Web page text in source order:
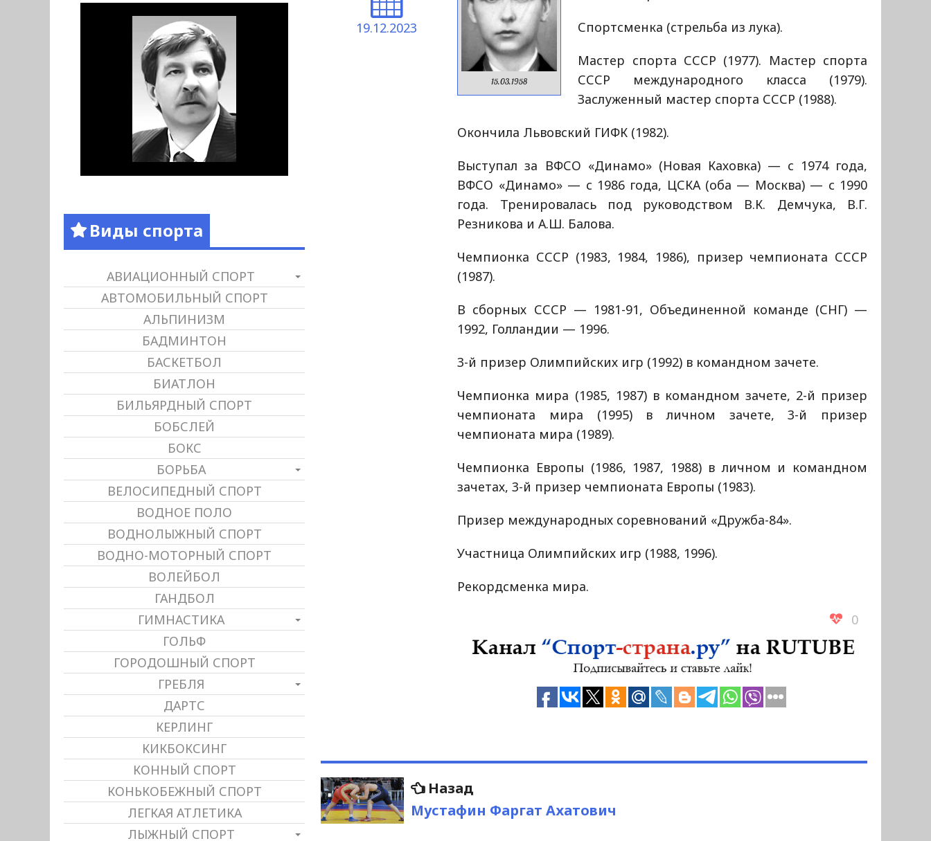
19.12.2023
15.03.1958
Спортсменка (стрельба из лука).
Мастер спорта СССР (1977). Мастер спорта
СССР международного класса (1979).
Заслуженный мастер спорта СССР (1988).
Окончила Львовский ГИФК (1982).
Выступал за ВФСО «Динамо» (Новая Каховка) — с 1974 года,
ВФСО «Динамо» — с 1986 года, ЦСКА (оба — Москва) — с 1990
года. Тренировалась под руководством В.К. Демчука, В.Г.
Резникова и А.Ш. Балова.
Чемпионка СССР (1983, 1984, 1986), призер чемпионата СССР
(1987).
В сборных СССР — 1981-91, Объединенной команде (СНГ) —
1992, Голландии — 1996.
3-й призер Олимпийских игр (1992) в командном зачете.
Чемпионка мира (1985, 1987) в командном зачете, 2-й призер
чемпионата мира (1995) в личном зачете, 3-й призер
чемпионата мира (1989).
Чемпионка Европы (1986, 1987, 1988) в личном и командном
зачетах, 3-й призер чемпионата Европы (1983).
Призер международных соревнований «Дружба-84».
Участница Олимпийских игр (1988, 1996).
Рекордсменка мира.
0
Навигация
по
Назад
запись:
Мустафин Фаргат Ахатович
Виды спорта
АВИАЦИОННЫЙ СПОРТ
АВТОМОБИЛЬНЫЙ СПОРТ
АЛЬПИНИЗМ
БАДМИНТОН
БАСКЕТБОЛ
БИАТЛОН
БИЛЬЯРДНЫЙ СПОРТ
БОБСЛЕЙ
БОКС
БОРЬБА
ВЕЛОСИПЕДНЫЙ СПОРТ
ВОДНОЕ ПОЛО
ВОДНОЛЫЖНЫЙ СПОРТ
ВОДНО-МОТОРНЫЙ СПОРТ
ВОЛЕЙБОЛ
ГАНДБОЛ
ГИМНАСТИКА
ГОЛЬФ
ГОРОДОШНЫЙ СПОРТ
ГРЕБЛЯ
ДАРТС
КЕРЛИНГ
КИКБОКСИНГ
КОННЫЙ СПОРТ
КОНЬКОБЕЖНЫЙ СПОРТ
ЛЕГКАЯ АТЛЕТИКА
ЛЫЖНЫЙ СПОРТ